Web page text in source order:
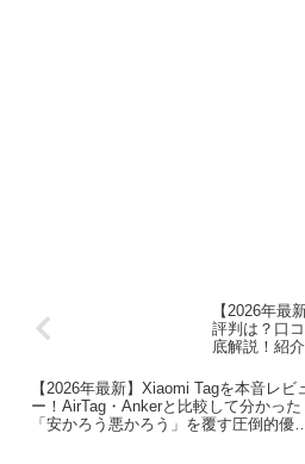
【2026年最
評判は？口
底解説！紹
【2026年最新】Xiaomi Tagを本音レビ
ー！AirTag・Ankerと比較して分かった
「安かろう悪かろう」を覆す圧倒的優位